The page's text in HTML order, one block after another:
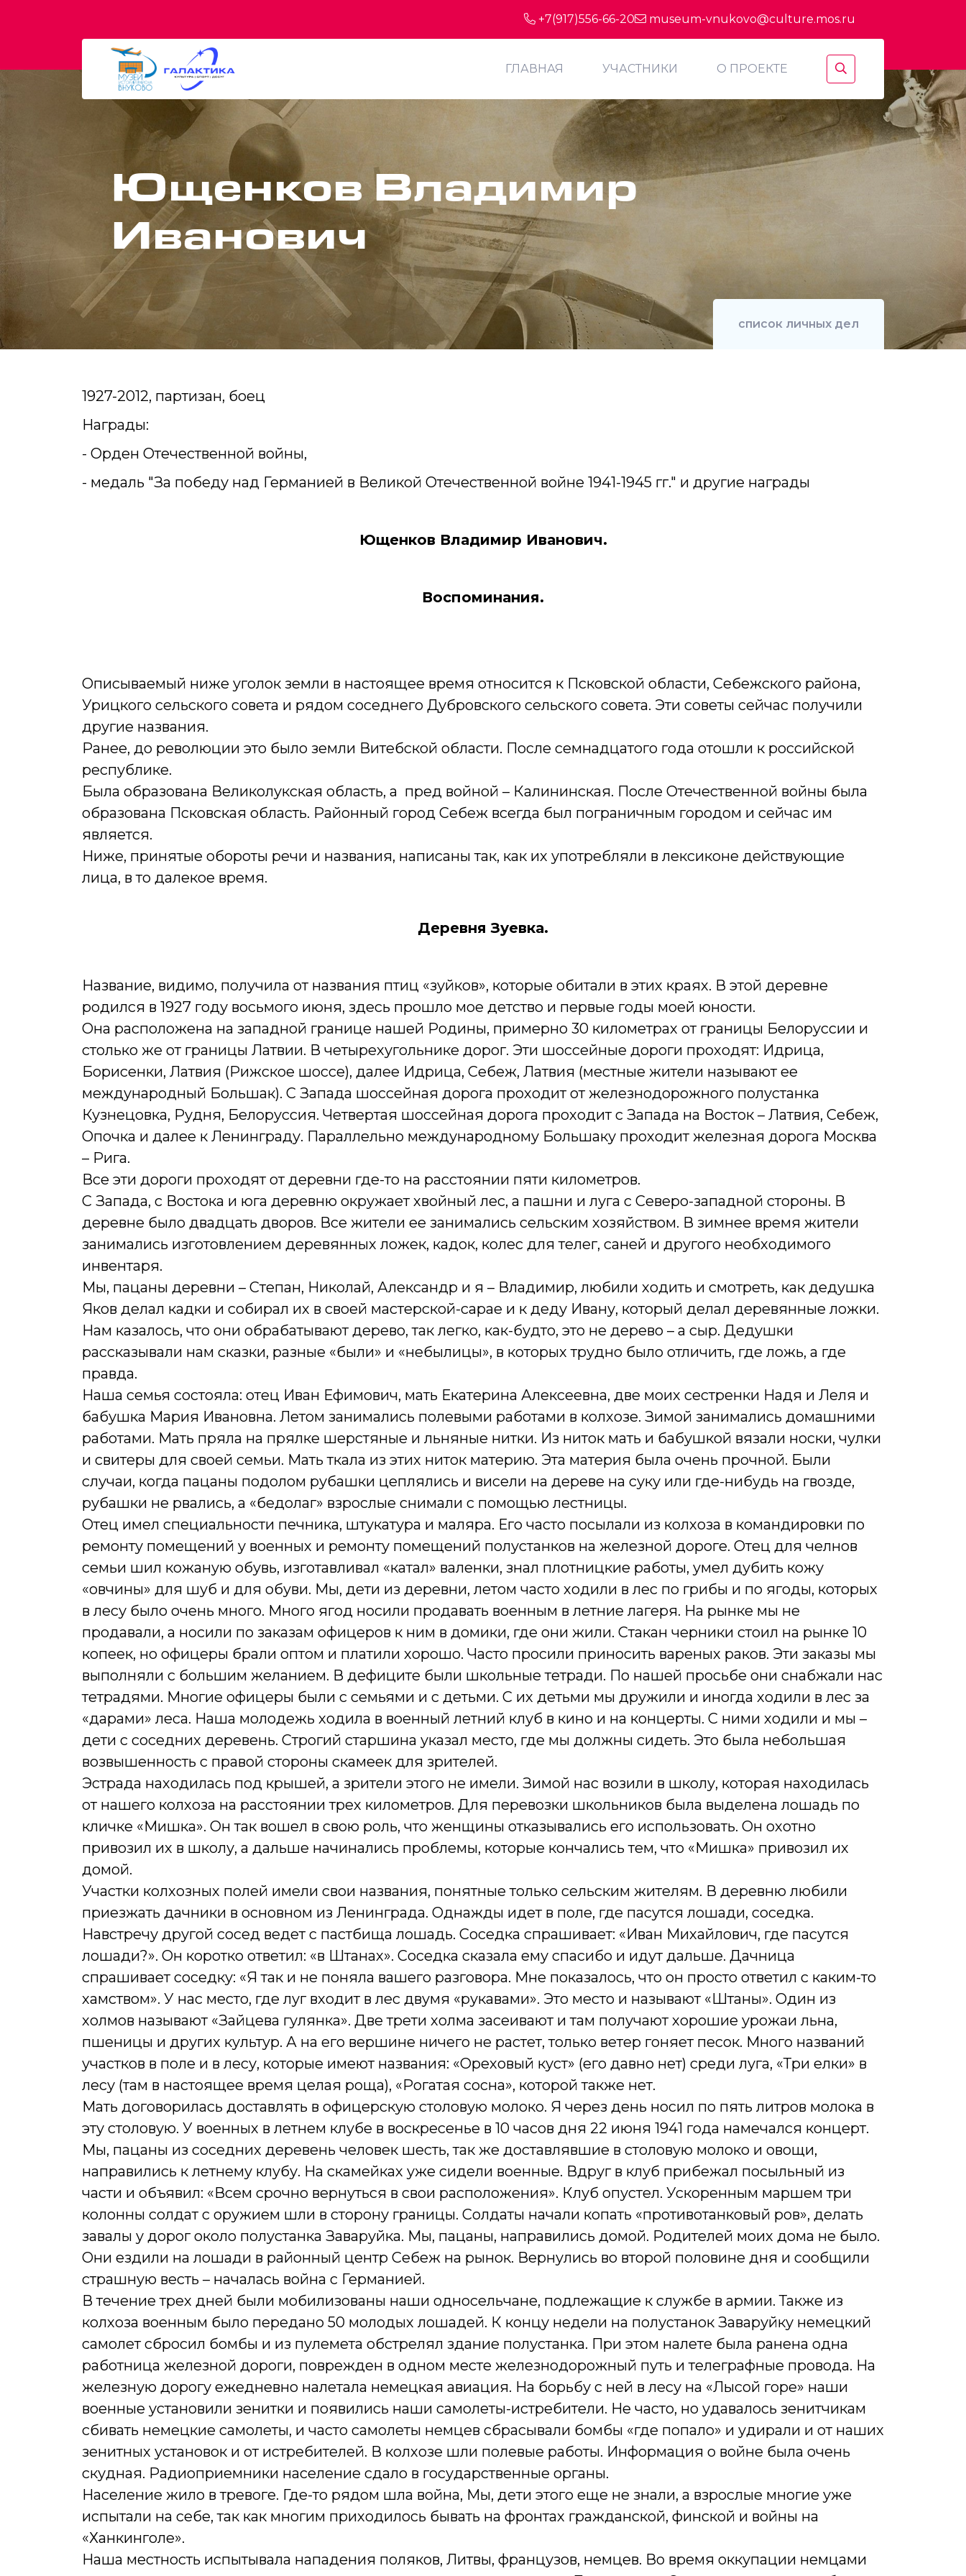
+7(917)556-66-20 museum-vnukovo@culture.mos.ru
ГЛАВНАЯ УЧАСТНИКИ О ПРОЕКТЕ
Ющенков Владимир
Иванович
список личных дел
1927-2012, партизан, боец
Награды:
- Орден Отечественной войны,
- медаль "За победу над Германией в Великой Отечественной войне 1941-1945 гг." и другие награды
Ющенков Владимир Иванович.
Воспоминания.
Описываемый ниже уголок земли в настоящее время относится к Псковской области, Себежского района,
Урицкого сельского совета и рядом соседнего Дубровского сельского совета. Эти советы сейчас получили
другие названия.
Ранее, до революции это было земли Витебской области. После семнадцатого года отошли к российской
республике.
Была образована Великолукская область, а пред войной – Калининская. После Отечественной войны была
образована Псковская область. Районный город Себеж всегда был пограничным городом и сейчас им
является.
Ниже, принятые обороты речи и названия, написаны так, как их употребляли в лексиконе действующие
лица, в то далекое время.
Деревня Зуевка.
Название, видимо, получила от названия птиц «зуйков», которые обитали в этих краях. В этой деревне
родился в 1927 году восьмого июня, здесь прошло мое детство и первые годы моей юности.
Она расположена на западной границе нашей Родины, примерно 30 километрах от границы Белоруссии и
столько же от границы Латвии. В четырехугольнике дорог. Эти шоссейные дороги проходят: Идрица,
Борисенки, Латвия (Рижское шоссе), далее Идрица, Себеж, Латвия (местные жители называют ее
международный Большак). С Запада шоссейная дорога проходит от железнодорожного полустанка
Кузнецовка, Рудня, Белоруссия. Четвертая шоссейная дорога проходит с Запада на Восток – Латвия, Себеж,
Опочка и далее к Ленинграду. Параллельно международному Большаку проходит железная дорога Москва
– Рига.
Все эти дороги проходят от деревни где-то на расстоянии пяти километров.
С Запада, с Востока и юга деревню окружает хвойный лес, а пашни и луга с Северо-западной стороны. В
деревне было двадцать дворов. Все жители ее занимались сельским хозяйством. В зимнее время жители
занимались изготовлением деревянных ложек, кадок, колес для телег, саней и другого необходимого
инвентаря.
Мы, пацаны деревни – Степан, Николай, Александр и я – Владимир, любили ходить и смотреть, как дедушка
Яков делал кадки и собирал их в своей мастерской-сарае и к деду Ивану, который делал деревянные ложки.
Нам казалось, что они обрабатывают дерево, так легко, как-будто, это не дерево – а сыр. Дедушки
рассказывали нам сказки, разные «были» и «небылицы», в которых трудно было отличить, где ложь, а где
правда.
Наша семья состояла: отец Иван Ефимович, мать Екатерина Алексеевна, две моих сестренки Надя и Леля и
бабушка Мария Ивановна. Летом занимались полевыми работами в колхозе. Зимой занимались домашними
работами. Мать пряла на прялке шерстяные и льняные нитки. Из ниток мать и бабушкой вязали носки, чулки
и свитеры для своей семьи. Мать ткала из этих ниток материю. Эта материя была очень прочной. Были
случаи, когда пацаны подолом рубашки цеплялись и висели на дереве на суку или где-нибудь на гвозде,
рубашки не рвались, а «бедолаг» взрослые снимали с помощью лестницы.
Отец имел специальности печника, штукатура и маляра. Его часто посылали из колхоза в командировки по
ремонту помещений у военных и ремонту помещений полустанков на железной дороге. Отец для челнов
семьи шил кожаную обувь, изготавливал «катал» валенки, знал плотницкие работы, умел дубить кожу
«овчины» для шуб и для обуви. Мы, дети из деревни, летом часто ходили в лес по грибы и по ягоды, которых
в лесу было очень много. Много ягод носили продавать военным в летние лагеря. На рынке мы не
продавали, а носили по заказам офицеров к ним в домики, где они жили. Стакан черники стоил на рынке 10
копеек, но офицеры брали оптом и платили хорошо. Часто просили приносить вареных раков. Эти заказы мы
выполняли с большим желанием. В дефиците были школьные тетради. По нашей просьбе они снабжали нас
тетрадями. Многие офицеры были с семьями и с детьми. С их детьми мы дружили и иногда ходили в лес за
«дарами» леса. Наша молодежь ходила в военный летний клуб в кино и на концерты. С ними ходили и мы –
дети с соседних деревень. Строгий старшина указал место, где мы должны сидеть. Это была небольшая
возвышенность с правой стороны скамеек для зрителей.
Эстрада находилась под крышей, а зрители этого не имели. Зимой нас возили в школу, которая находилась
от нашего колхоза на расстоянии трех километров. Для перевозки школьников была выделена лошадь по
кличке «Мишка». Он так вошел в свою роль, что женщины отказывались его использовать. Он охотно
привозил их в школу, а дальше начинались проблемы, которые кончались тем, что «Мишка» привозил их
домой.
Участки колхозных полей имели свои названия, понятные только сельским жителям. В деревню любили
приезжать дачники в основном из Ленинграда. Однажды идет в поле, где пасутся лошади, соседка.
Навстречу другой сосед ведет с пастбища лошадь. Соседка спрашивает: «Иван Михайлович, где пасутся
лошади?». Он коротко ответил: «в Штанах». Соседка сказала ему спасибо и идут дальше. Дачница
спрашивает соседку: «Я так и не поняла вашего разговора. Мне показалось, что он просто ответил с каким-то
хамством». У нас место, где луг входит в лес двумя «рукавами». Это место и называют «Штаны». Один из
холмов называют «Зайцева гулянка». Две трети холма засеивают и там получают хорошие урожаи льна,
пшеницы и других культур. А на его вершине ничего не растет, только ветер гоняет песок. Много названий
участков в поле и в лесу, которые имеют названия: «Ореховый куст» (его давно нет) среди луга, «Три елки» в
лесу (там в настоящее время целая роща), «Рогатая сосна», которой также нет.
Мать договорилась доставлять в офицерскую столовую молоко. Я через день носил по пять литров молока в
эту столовую. У военных в летнем клубе в воскресенье в 10 часов дня 22 июня 1941 года намечался концерт.
Мы, пацаны из соседних деревень человек шесть, так же доставлявшие в столовую молоко и овощи,
направились к летнему клубу. На скамейках уже сидели военные. Вдруг в клуб прибежал посыльный из
части и объявил: «Всем срочно вернуться в свои расположения». Клуб опустел. Ускоренным маршем три
колонны солдат с оружием шли в сторону границы. Солдаты начали копать «противотанковый ров», делать
завалы у дорог около полустанка Заваруйка. Мы, пацаны, направились домой. Родителей моих дома не было.
Они ездили на лошади в районный центр Себеж на рынок. Вернулись во второй половине дня и сообщили
страшную весть – началась война с Германией.
В течение трех дней были мобилизованы наши односельчане, подлежащие к службе в армии. Также из
колхоза военным было передано 50 молодых лошадей. К концу недели на полустанок Заваруйку немецкий
самолет сбросил бомбы и из пулемета обстрелял здание полустанка. При этом налете была ранена одна
работница железной дороги, поврежден в одном месте железнодорожный путь и телеграфные провода. На
железную дорогу ежедневно налетала немецкая авиация. На борьбу с ней в лесу на «Лысой горе» наши
военные установили зенитки и появились наши самолеты-истребители. Не часто, но удавалось зенитчикам
сбивать немецкие самолеты, и часто самолеты немцев сбрасывали бомбы «где попало» и удирали и от наших
зенитных установок и от истребителей. В колхозе шли полевые работы. Информация о войне была очень
скудная. Радиоприемники население сдало в государственные органы.
Население жило в тревоге. Где-то рядом шла война, Мы, дети этого еще не знали, а взрослые многие уже
испытали на себе, так как многим приходилось бывать на фронтах гражданской, финской и войны на
«Ханкинголе».
Наша местность испытывала нападения поляков, Литвы, французов, немцев. Во время оккупации немцами